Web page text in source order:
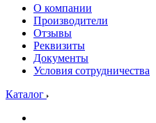
О компании
Производители
Отзывы
Реквизиты
Документы
Условия сотрудничества
Каталог